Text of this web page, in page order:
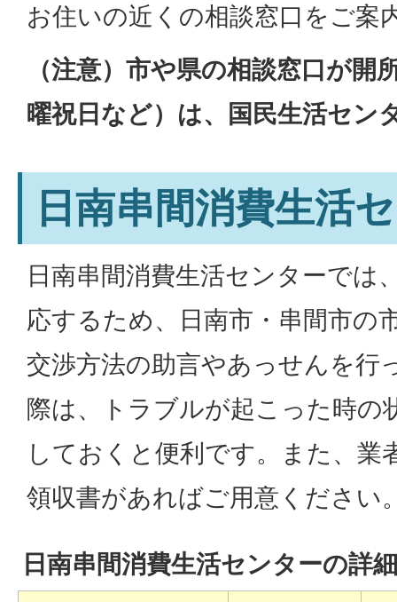
お住いの近くの相談窓口をご案
（注意）市や県の相談窓口が開
曜祝日など）は、国民生活セン
日南串間消費生活
日南串間消費生活センターでは
応するため、日南市・串間市の
交渉方法の助言やあっせんを行
際は、トラブルが起こった時の
しておくと便利です。また、業
領収書があればご用意ください
日南串間消費生活センターの詳細